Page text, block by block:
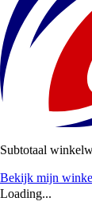
Subtotaal
Bekijk mijn
Loading...